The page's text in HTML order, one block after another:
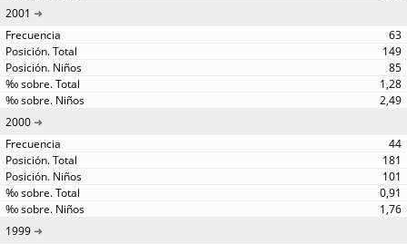
2001
63
149
85
1,28
2,49
2000
44
181
101
0,91
1,76
1999